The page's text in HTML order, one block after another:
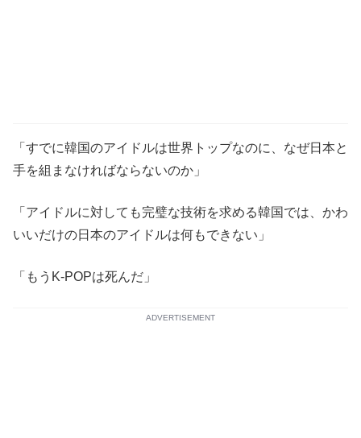
「すでに韓国のアイドルは世界トップなのに、なぜ日本と
手を組まなければならないのか」
「アイドルに対しても完璧な技術を求める韓国では、かわ
いいだけの日本のアイドルは何もできない」
「もうK-POPは死んだ」
ADVERTISEMENT